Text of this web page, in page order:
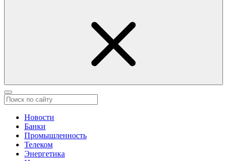
Новости
Банки
Промышленность
Телеком
Энергетика